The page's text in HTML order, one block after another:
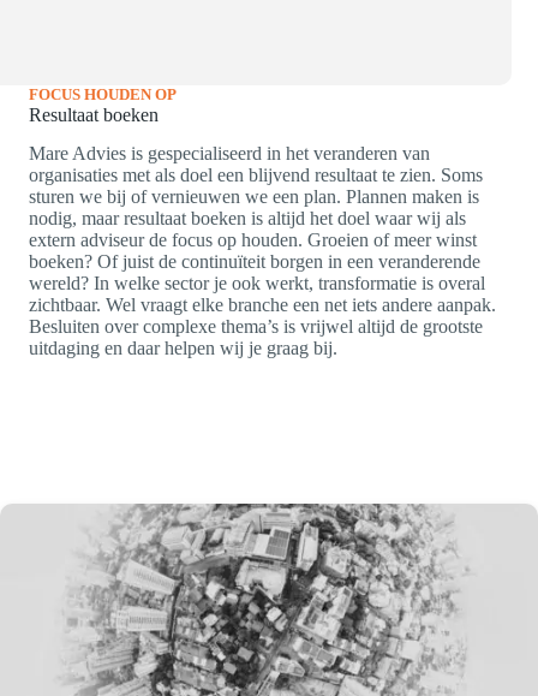
FOCUS HOUDEN OP
Resultaat boeken
Mare Advies is gespecialiseerd in het veranderen van
organisaties met als doel een blijvend resultaat te zien. Soms
sturen we bij of vernieuwen we een plan. Plannen maken is
nodig, maar resultaat boeken is altijd het doel waar wij als
extern adviseur de focus op houden. Groeien of meer winst
boeken? Of juist de continuïteit borgen in een veranderende
wereld? In welke sector je ook werkt, transformatie is overal
zichtbaar. Wel vraagt elke branche een net iets andere aanpak.
Besluiten over complexe thema’s is vrijwel altijd de grootste
uitdaging en daar helpen wij je graag bij.